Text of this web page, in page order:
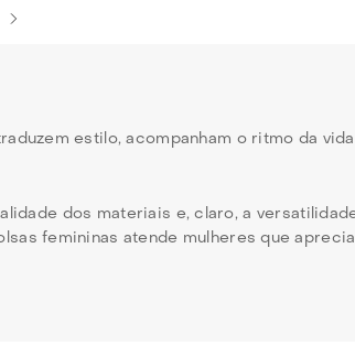
estilo, acompanham o ritmo da
dos materiais e, claro, a
femininas atende mulheres que